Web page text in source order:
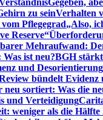
Gegeben,
zu seinVerhalten
Pflegegrad„Also,
Reserve“
Mehraufwand:
ist neu?BGH
und
bündelt
neu sortiert: Was die
und Verteidigung
weniger als die